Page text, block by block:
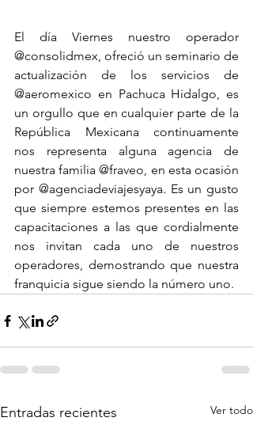
El día Viernes nuestro operador
@consolidmex, ofreció un seminario de
actualización de los servicios de
@aeromexico en Pachuca Hidalgo, es
un orgullo que en cualquier parte de la
República Mexicana continuamente
nos representa alguna agencia de
nuestra familia @fraveo, en esta ocasión
por @agenciadeviajesyaya. Es un gusto
que siempre estemos presentes en las
capacitaciones a las que cordialmente
nos invitan cada uno de nuestros
operadores, demostrando que nuestra
franquicia sigue siendo la número uno.
Entradas recientes Ver todo